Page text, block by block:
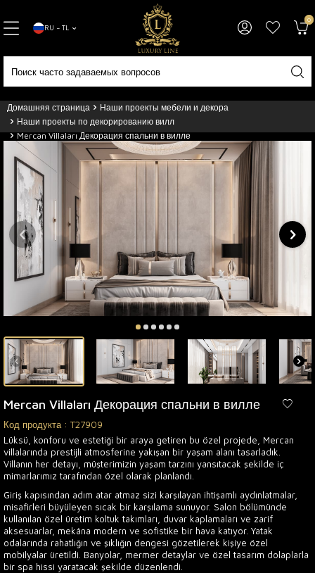
RU − TL
0
Домашняя страница
Наши проекты мебели и декора
Наши проекты по декорированию вилл
Mercan Villaları Декорация спальни в вилле
Mercan Villaları Декорация спальни в вилле
Код продукта : T27909
Lüksü, konforu ve estetiği bir araya getiren bu özel projede, Mercan
villalarında prestijli atmosferine yakışan bir yaşam alanı tasarladık.
Villanın her detayı, müşterimizin yaşam tarzını yansıtacak şekilde iç
mimarlarımız tarafından özel olarak planlandı.
Giriş kapısından adım atar atmaz sizi karşılayan ihtişamlı aydınlatmalar,
misafirleri büyüleyen sıcak bir karşılama sunuyor. Salon bölümünde
kullanılan özel üretim koltuk takımları, duvar kaplamaları ve zarif
aksesuarlar, mekâna modern ve sofistike bir hava katıyor. Yatak
odalarında rahatlığın ve şıklığın dengesi gözetilerek kişiye özel
mobilyalar üretildi. Banyolar, mermer detaylar ve özel tasarım dolaplarla
bir spa hissi yaratacak şekilde düzenlendi.